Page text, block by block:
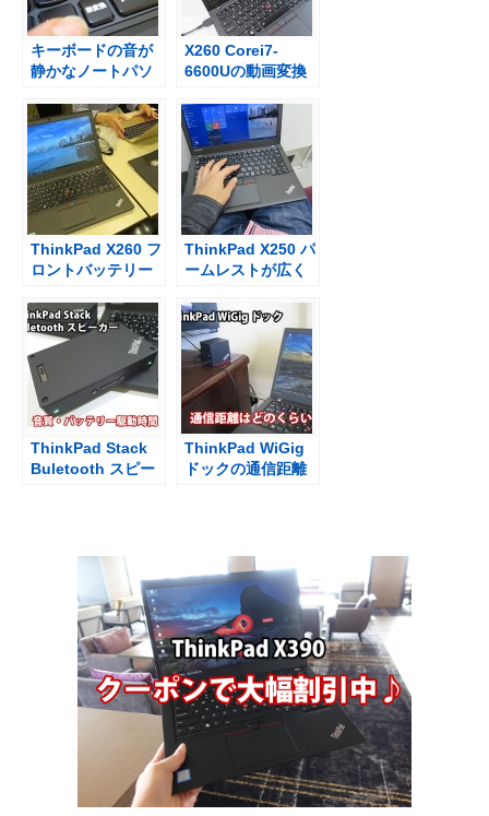
キーボードの音が
静かなノートパソ
X260 Corei7-
6600Uの動画変換
Medeia Encorder
ThinkPad X260 フ
ロントバッテリー
重さと駆動時間
ThinkPad X250 パ
ームレストが広く
ちやすくなった
ThinkPad Stack
Buletooth スピー
ThinkPad WiGig
ドックの通信距離